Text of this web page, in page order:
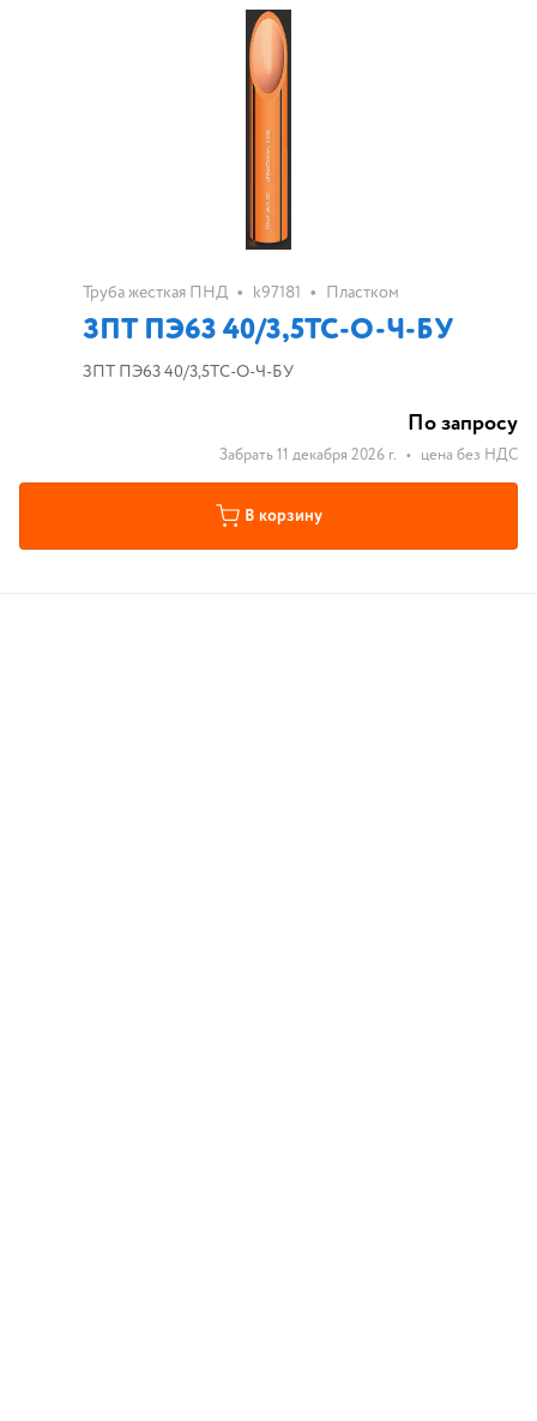
Труба жесткая ПНД • k97181 • Пластком
ЗПТ ПЭ63 40/3,5ТС-О-Ч-БУ
ЗПТ ПЭ63 40/3,5ТС-О-Ч-БУ
По запросу
Забрать 11 декабря 2026 г. • цена без НДС
В корзину